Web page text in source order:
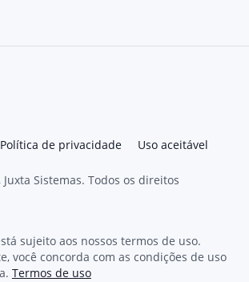
Política de privacidade
Uso aceitável
Sistemas. Todos os direitos
sujeito aos nossos termos de uso.
você concorda com as condições de uso
Termos de uso